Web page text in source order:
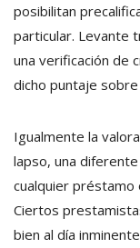
posibilitan
particular. Levante
una verificación de
dicho puntaje
Igualmente la
lapso, una
cualquier préstamo
Ciertos
bien al día